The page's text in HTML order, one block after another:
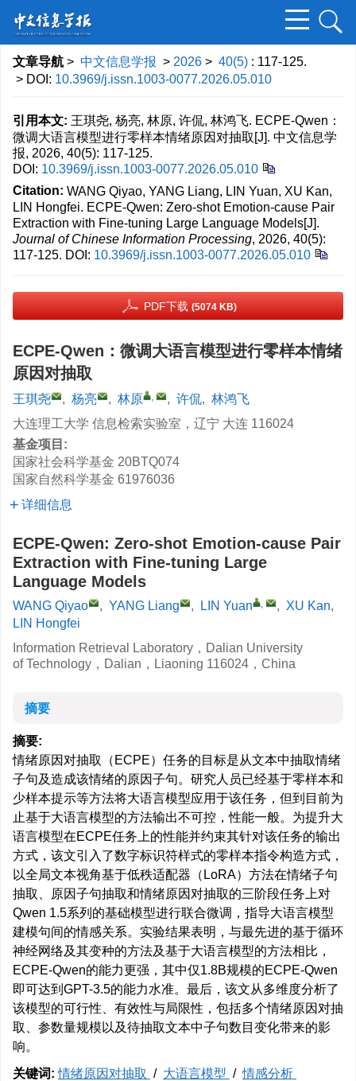
文章导航 > 中文信息学报 > 2026 > 40(5) : 117-125.
> DOI: 10.3969/j.issn.1003-0077.2026.05.010
引用本文: 王琪尧, 杨亮, 林原, 许侃, 林鸿飞. ECPE-Qwen：
微调大语言模型进行零样本情绪原因对抽取[J]. 中文信息学
报, 2026, 40(5): 117-125.
DOI: 10.3969/j.issn.1003-0077.2026.05.010
Citation: WANG Qiyao, YANG Liang, LIN Yuan, XU Kan,
LIN Hongfei. ECPE-Qwen: Zero-shot Emotion-cause Pair
Extraction with Fine-tuning Large Language Models[J].
Journal of Chinese Information Processing, 2026, 40(5):
117-125. DOI: 10.3969/j.issn.1003-0077.2026.05.010
PDF下载 (5074 KB)
ECPE-Qwen：微调大语言模型进行零样本情绪
原因对抽取
王琪尧 , 杨亮 , 林原 , , 许侃, 林鸿飞
大连理工大学 信息检索实验室，辽宁 大连 116024
基金项目:
国家社会科学基金 20BTQ074
国家自然科学基金 61976036
详细信息
ECPE-Qwen: Zero-shot Emotion-cause Pair
Extraction with Fine-tuning Large
Language Models
WANG Qiyao , YANG Liang , LIN Yuan , , XU Kan,
LIN Hongfei
Information Retrieval Laboratory，Dalian University
of Technology，Dalian，Liaoning 116024，China
摘要
摘要:
情绪原因对抽取（ECPE）任务的目标是从文本中抽取情绪
子句及造成该情绪的原因子句。研究人员已经基于零样本和
少样本提示等方法将大语言模型应用于该任务，但到目前为
止基于大语言模型的方法输出不可控，性能一般。为提升大
语言模型在ECPE任务上的性能并约束其针对该任务的输出
方式，该文引入了数字标识符样式的零样本指令构造方式，
以全局文本视角基于低秩适配器（LoRA）方法在情绪子句
抽取、原因子句抽取和情绪原因对抽取的三阶段任务上对
Qwen 1.5系列的基础模型进行联合微调，指导大语言模型
建模句间的情感关系。实验结果表明，与最先进的基于循环
神经网络及其变种的方法及基于大语言模型的方法相比，
ECPE-Qwen的能力更强，其中仅1.8B规模的ECPE-Qwen
即可达到GPT-3.5的能力水准。最后，该文从多维度分析了
该模型的可行性、有效性与局限性，包括多个情绪原因对抽
取、参数量规模以及待抽取文本中子句数目变化带来的影
响。
关键词: 情绪原因对抽取 / 大语言模型 /情感分析